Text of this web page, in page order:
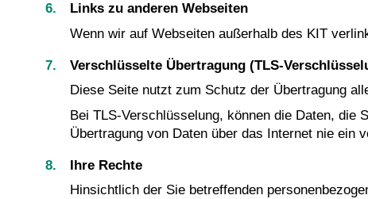
Links zu anderen Webseiten
Wenn wir auf Webseiten außerhalb des KIT
Verschlüsselte Übertragung (TLS-
Diese Seite nutzt zum Schutz der Übertragung
Bei TLS-Verschlüsselung, können die Daten, die
Übertragung von Daten über das Internet nie ein
Ihre Rechte
Hinsichtlich der Sie betreffenden